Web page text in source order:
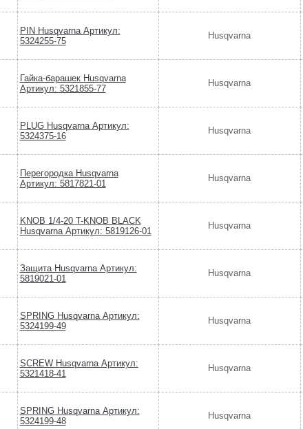
PIN Husqvarna Артикул:
5324255-75
Husqvarna
Гайка-барашек Husqvarna
Артикул: 5321855-77
Husqvarna
PLUG Husqvarna Артикул:
5324375-16
Husqvarna
Перегородка Husqvarna
Артикул: 5817821-01
Husqvarna
KNOB 1/4-20 T-KNOB BLACK
Husqvarna Артикул: 5819126-01
Husqvarna
Защита Husqvarna Артикул:
5819021-01
Husqvarna
SPRING Husqvarna Артикул:
5324199-49
Husqvarna
SCREW Husqvarna Артикул:
5321418-41
Husqvarna
SPRING Husqvarna Артикул:
5324199-48
Husqvarna